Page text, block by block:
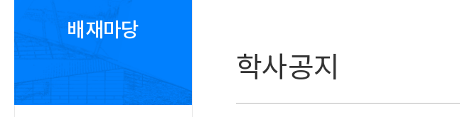
배재마당
학사공지